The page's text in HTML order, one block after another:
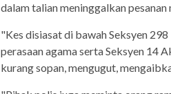
dalam talian meninggalkan
"Kes disiasat di bawah Seksyen
perasaan agama serta Seksyen 14
kurang sopan, mengugut,